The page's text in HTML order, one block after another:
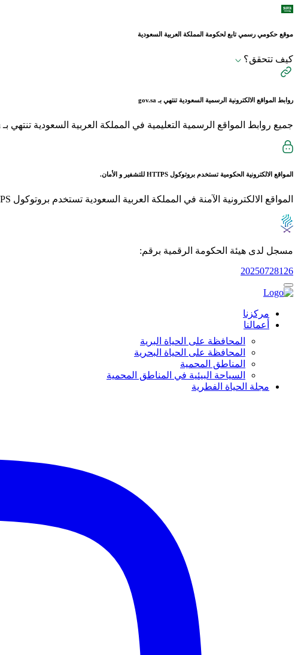
موقع حكومي رسمي تابع لحكومة المملكة العربية السعودية
كيف تتحقق؟
روابط المواقع الالكترونية الرسمية السعودية تنتهي بـ gov.sa
جميع روابط المواقع الرسمية التعليمية في المملكة العربية السعودية تنتهي بـ sch.sa أو edu.sa
المواقع الالكترونية الحكومية تستخدم بروتوكول HTTPS للتشفير و الأمان.
المواقع الالكترونية الآمنة في المملكة العربية السعودية تستخدم بروتوكول HTTPS للتشفير.
مسجل لدى هيئة الحكومة الرقمية برقم:
20250728126
مركزنا
أعمالنا
المحافظة على الحياة البرية
المحافظة على الحياة البحرية
المناطق المحمية
السياحة البيئية في المناطق المحمية
مجلة الحياة الفطرية